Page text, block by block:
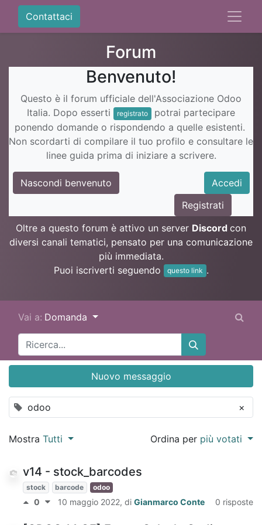
Contattaci
Forum
Benvenuto!
Questo è il forum ufficiale dell'Associazione Odoo
Italia. Dopo esserti
registrato
potrai partecipare
ponendo domande o rispondendo a quelle esistenti.
Non scordarti di compilare il tuo profilo e consultare le
linee guida prima di iniziare a scrivere.
Nascondi benvenuto
Accedi
Registrati
Oltre a questo forum è attivo un server Discord con
diversi canali tematici, pensato per una comunicazione
più immediata.
Puoi iscriverti seguendo
questo link .
Vai a: Domanda
odoo ×
Nuovo messaggio
Mostra Tutti Ordina per più votati
v14 - stock_barcodes
stock barcode odoo
0 10 maggio 2022, di Gianmarco Conte 0 risposte